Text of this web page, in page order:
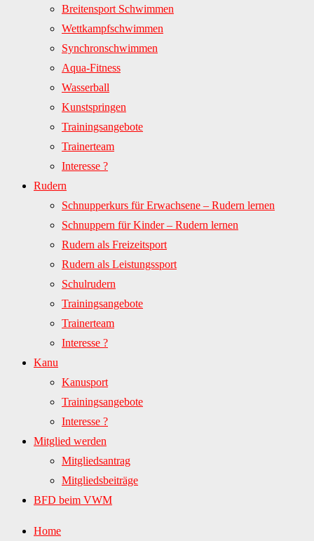
Breitensport Schwimmen
Wettkampfschwimmen
Synchronschwimmen
Aqua-Fitness
Wasserball
Kunstspringen
Trainingsangebote
Trainerteam
Interesse ?
Rudern
Schnupperkurs für Erwachsene – Rudern lernen
Schnuppern für Kinder – Rudern lernen
Rudern als Freizeitsport
Rudern als Leistungssport
Schulrudern
Trainingsangebote
Trainerteam
Interesse ?
Kanu
Kanusport
Trainingsangebote
Interesse ?
Mitglied werden
Mitgliedsantrag
Mitgliedsbeiträge
BFD beim VWM
Home